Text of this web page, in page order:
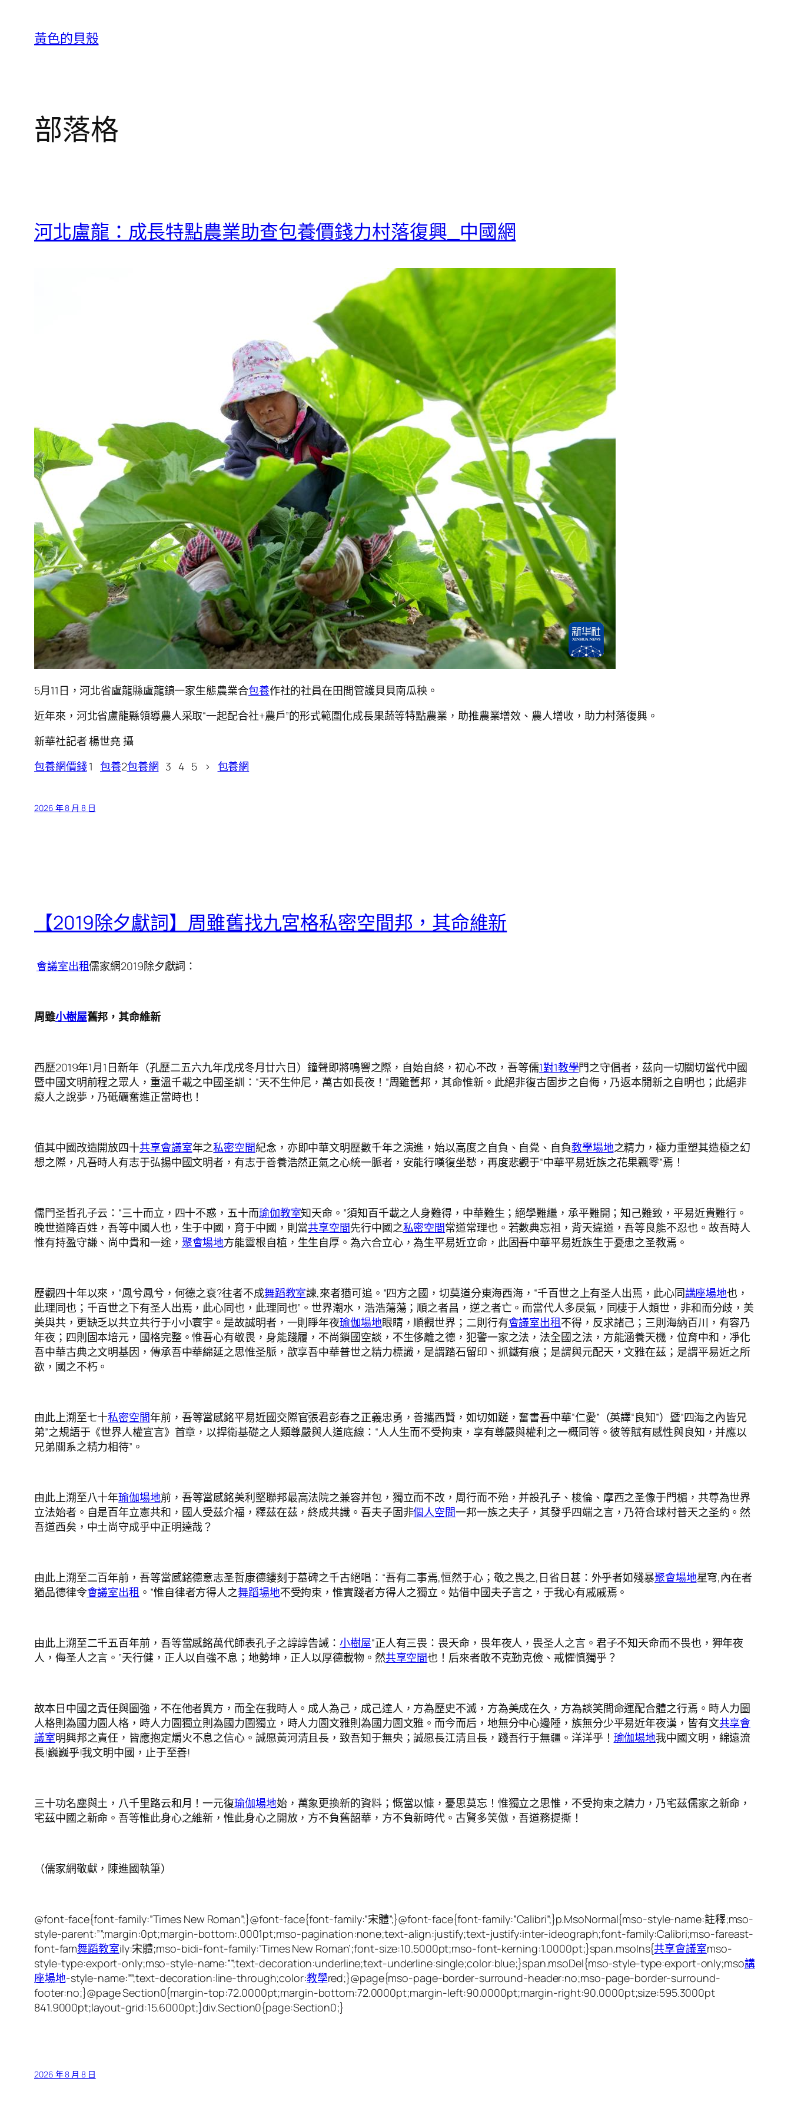
黃色的貝殼
部落格
河北盧龍：成長特點農業助查包養價錢力村落復興_中國網
5月11日，河北省盧龍縣盧龍鎮一家生態農業合包養作社的社員在田間管護貝貝南瓜秧。
近年來，河北省盧龍縣領導農人采取“一起配合社+農戶”的形式範圍化成長果蔬等特點農業，助推農業增效、農人增收，助力村落復興。
新華社記者 楊世堯 攝
包養網價錢1 包養2包養網 3 4 5 > 包養網
2026 年 8 月 8 日
【2019除夕獻詞】周雖舊找九宮格私密空間邦，其命維新
會議室出租儒家網2019除夕獻詞：
周雖小樹屋舊邦，其命維新
西歷2019年1月1日新年（孔歷二五六九年戊戌冬月廿六日）鐘聲即將鳴響之際，自始自終，初心不改，吾等儒1對1教學門之守倡者，茲向一切關切當代中國
暨中國文明前程之眾人，重溫千載之中國圣訓：“天不生仲尼，萬古如長夜！”周雖舊邦，其命惟新。此絕非復古固步之自侮，乃返本開新之自明也；此絕非
癡人之說夢，乃砥礪奮進正當時也！
值其中國改造開放四十共享會議室年之私密空間紀念，亦即中華文明歷數千年之演進，始以高度之自負、自覺、自負教學場地之精力，極力重塑其造極之幻
想之際，凡吾時人有志于弘揚中國文明者，有志于善養浩然正氣之心統一脈者，安能行嘆復坐愁，再度悲觀于“中華平易近族之花果飄零”焉！
儒門圣哲孔子云：“三十而立，四十不惑，五十而瑜伽教室知天命。”須知百千載之人身難得，中華難生；絕學難繼，承平難開；知己難致，平易近貴難行。
晚世道降百姓，吾等中國人也，生于中國，育于中國，則當共享空間先行中國之私密空間常道常理也。若數典忘祖，背天違道，吾等良能不忍也。故吾時人
惟有持盈守謙、尚中貴和一途， 聚會場地方能靈根自植，生生自厚。為六合立心，為生平易近立命，此固吾中華平易近族生于憂患之圣教焉。
歷觀四十年以來，“鳳兮鳳兮，何德之衰?往者不成舞蹈教室諫,來者猶可追。”四方之國，切莫道分東海西海，“千百世之上有圣人出焉，此心同講座場地也，
此理同也；千百世之下有圣人出焉，此心同也，此理同也”。世界潮水，浩浩蕩蕩；順之者昌，逆之者亡。而當代人多戾氣，同棲于人類世，非和而分歧，美
美與共，更缺乏以共立共行于小小寰宇。是故誠明者，一則睜年夜瑜伽場地眼睛，順觀世界；二則行有會議室出租不得，反求諸己；三則海納百川，有容乃
年夜；四則固本培元，國格完整。惟吾心有敬畏，身能踐履，不尚鎖國空談，不生侈離之德，犯警一家之法，法全國之法，方能涵養天機，位育中和，凈化
吾中華古典之文明基因，傳承吾中華綿延之思惟圣脈，歆享吾中華普世之精力標識，是謂踏石留印、抓鐵有痕；是謂與元配天，文雅在茲；是謂平易近之所
欲，國之不朽。
由此上溯至七十私密空間年前，吾等當感銘平易近國交際官張君彭春之正義忠勇，善攜西賢，如切如蹉，奮書吾中華“仁愛”（英譯“良知”）暨“四海之內皆兄
弟”之規語于《世界人權宣言》首章，以捍衛基礎之人類尊嚴與人道底線：“人人生而不受拘束，享有尊嚴與權利之一概同等。彼等賦有感性與良知，并應以
兄弟關系之精力相待”。
由此上溯至八十年瑜伽場地前，吾等當感銘美利堅聯邦最高法院之兼容并包，獨立而不改，周行而不殆，并設孔子、梭倫、摩西之圣像于門楣，共尊為世界
立法始者。自是百年立憲共和，國人受茲介福，釋茲在茲，終成共識。吾夫子固非個人空間一邦一族之夫子，其發乎四端之言，乃符合球村普天之圣約。然
吾道西矣，中土尚守成乎中正明達哉？
由此上溯至二百年前，吾等當感銘德意志圣哲康德鏤刻于墓碑之千古絕唱：“吾有二事焉,恒然于心；敬之畏之,日省日甚：外乎者如殘暴聚會場地星穹,內在者
猶品德律令會議室出租 。”惟自律者方得人之舞蹈場地不受拘束，惟實踐者方得人之獨立。姑借中國夫子言之，于我心有戚戚焉。
由此上溯至二千五百年前，吾等當感銘萬代師表孔子之諄諄告誡：小樹屋“正人有三畏：畏天命，畏年夜人，畏圣人之言。君子不知天命而不畏也，狎年夜
人，侮圣人之言。”天行健，正人以自強不息；地勢坤，正人以厚德載物。然共享空間也！后來者敢不克勤克儉、戒懼慎獨乎？
故本日中國之責任與圖強，不在他者異方，而全在我時人。成人為己，成己達人，方為歷史不滅，方為美成在久，方為談笑間命運配合體之行焉。時人力圖
人格則為國力圖人格，時人力圖獨立則為國力圖獨立，時人力圖文雅則為國力圖文雅。而今而后，地無分中心邊陲，族無分少平易近年夜漢，皆有文共享會
議室明興邦之責任，皆應抱定爝火不息之信心。誠愿黃河清且長，致吾知于無央；誠愿長江清且長，踐吾行于無疆。洋洋乎！ 瑜伽場地我中國文明，綿遠流
長!巍巍乎!我文明中國，止于至善!
三十功名塵與土，八千里路云和月！一元復瑜伽場地始，萬象更換新的資料；慨當以慷，憂思莫忘！惟獨立之思惟，不受拘束之精力，乃宅茲儒家之新命，
宅茲中國之新命。吾等惟此身心之維新，惟此身心之開放，方不負舊韶華，方不負新時代。古賢多笑傲，吾道務提撕！
（儒家網敬獻，陳進國執筆）
@font-face{font-family:”Times New Roman”;}@font-face{font-family:”宋體”;}@font-face{font-family:”Calibri”;}p.MsoNormal{mso-style-name:註釋;mso-
style-parent:””;margin:0pt;margin-bottom:.0001pt;mso-pagination:none;text-align:justify;text-justify:inter-ideograph;font-family:Calibri;mso-fareast-
font-fam舞蹈教室ily:宋體;mso-bidi-font-family:’Times New Roman’;font-size:10.5000pt;mso-font-kerning:1.0000pt;}span.msoIns{共享會議室mso-
style-type:export-only;mso-style-name:””;text-decoration:underline;text-underline:single;color:blue;}span.msoDel{mso-style-type:export-only;mso講
座場地-style-name:””;text-decoration:line-through;color:教學red;}@page{mso-page-border-surround-header:no;mso-page-border-surround-
footer:no;}@page Section0{margin-top:72.0000pt;margin-bottom:72.0000pt;margin-left:90.0000pt;margin-right:90.0000pt;size:595.3000pt
841.9000pt;layout-grid:15.6000pt;}div.Section0{page:Section0;}
2026 年 8 月 8 日